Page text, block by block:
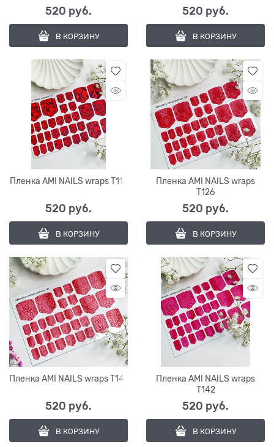
520 руб.
В КОРЗИНУ
520 руб.
В КОРЗИНУ
Пленка AMI NAILS wraps T115
520 руб.
В КОРЗИНУ
Пленка AMI NAILS wraps
T126
520 руб.
В КОРЗИНУ
Пленка AMI NAILS wraps T141
520 руб.
В КОРЗИНУ
Пленка AMI NAILS wraps
T142
520 руб.
В КОРЗИНУ